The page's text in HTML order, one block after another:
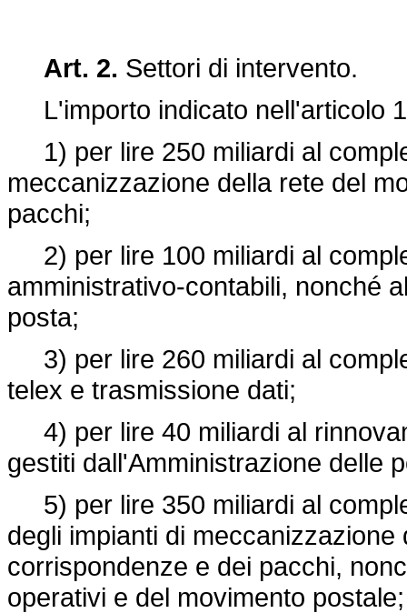
Art. 2. Settori di intervento.
L'importo indicato nell'articolo
1) per lire 250 miliardi al
meccanizzazione della rete del
pacchi;
2) per lire 100 miliardi al
amministrativo-contabili, nonché
posta;
3) per lire 260 miliardi al
telex e trasmissione dati;
4) per lire 40 miliardi al
gestiti dall'Amministrazione delle
5) per lire 350 miliardi al
degli impianti di
corrispondenze e dei pacchi,
operativi e del movimento postale;